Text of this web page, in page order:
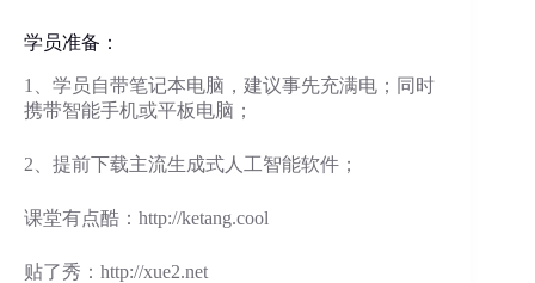
学员准备：
1、学员自带笔记本电脑，建议事先充满电；同时
携带智能手机或平板电脑；
2、提前下载主流生成式人工智能软件；
课堂有点酷：http://ketang.cool
贴了秀：http://xue2.net